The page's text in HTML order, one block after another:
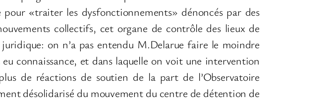
«traiter les dysfonctionnements» dénoncés par des
collectifs, cet organe de contrôle des lieux de
on n’a pas entendu M.Delarue faire le moindre
connaissance, et dans laquelle on voit une intervention
de réactions de soutien de la part de l’Observatoire
désolidarisé du mouvement du centre de détention de